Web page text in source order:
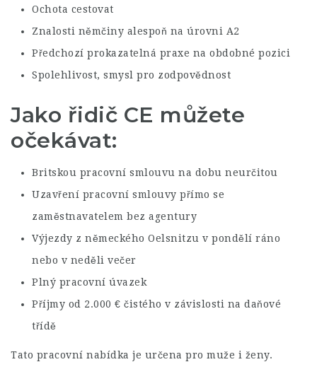
Ochota cestovat
Znalosti němčiny alespoň na úrovni A2
Předchozí prokazatelná praxe na obdobné pozici
Spolehlivost, smysl pro zodpovědnost
Jako řidič CE můžete
očekávat:
Britskou pracovní smlouvu na dobu neurčitou
Uzavření pracovní smlouvy přímo se
zaměstnavatelem bez agentury
Výjezdy z německého Oelsnitzu v pondělí ráno
nebo v neděli večer
Plný pracovní úvazek
Příjmy od 2.000 € čistého v závislosti na daňové
třídě
Tato pracovní nabídka je určena pro muže i ženy.